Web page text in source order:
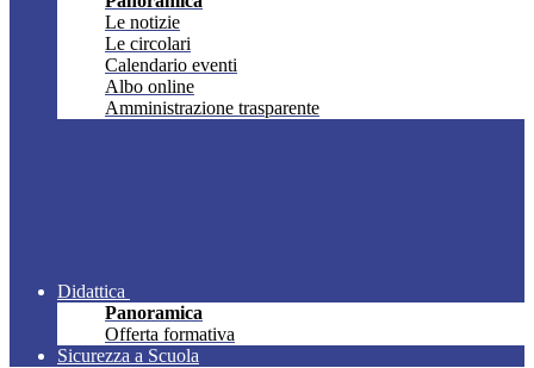
Le notizie
Le circolari
Calendario eventi
Albo online
Amministrazione trasparente
Didattica
Panoramica
Offerta formativa
Sicurezza a Scuola